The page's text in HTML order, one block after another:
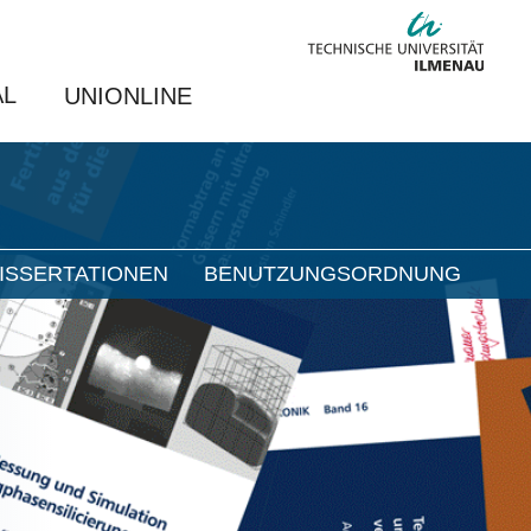
UNIONLINE
BENUTZUNGSORDNUNG